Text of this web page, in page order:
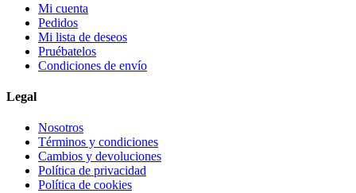
Mi cuenta
Pedidos
Mi lista de deseos
Pruébatelos
Condiciones de envío
Legal
Nosotros
Términos y condiciones
Cambios y devoluciones
Política de privacidad
Política de cookies